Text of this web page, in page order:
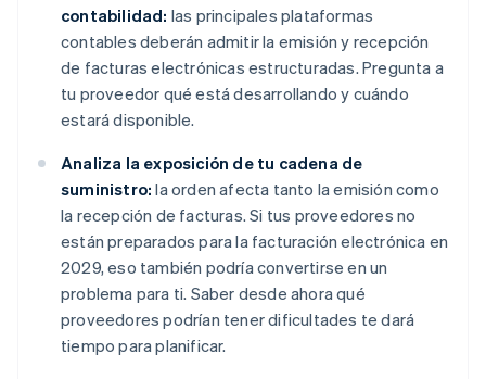
contabilidad: las principales plataformas
contables deberán admitir la emisión y recepción
de facturas electrónicas estructuradas. Pregunta a
tu proveedor qué está desarrollando y cuándo
estará disponible.
Analiza la exposición de tu cadena de
suministro: la orden afecta tanto la emisión como
la recepción de facturas. Si tus proveedores no
están preparados para la facturación electrónica en
2029, eso también podría convertirse en un
problema para ti. Saber desde ahora qué
proveedores podrían tener dificultades te dará
tiempo para planificar.